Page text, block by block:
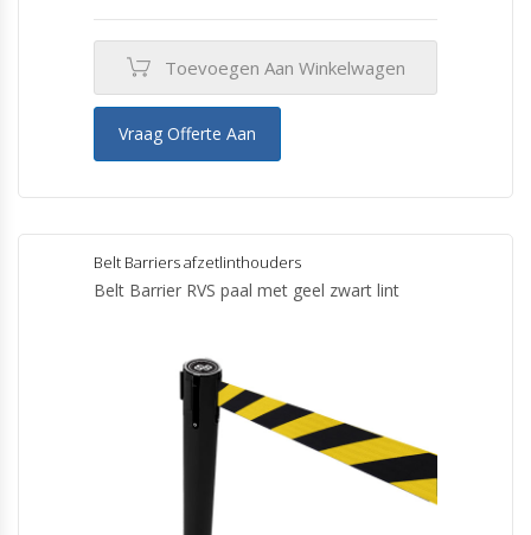
Toevoegen Aan Winkelwagen
Vraag Offerte Aan
Belt Barriers afzetlinthouders
Belt Barrier RVS paal met geel zwart lint